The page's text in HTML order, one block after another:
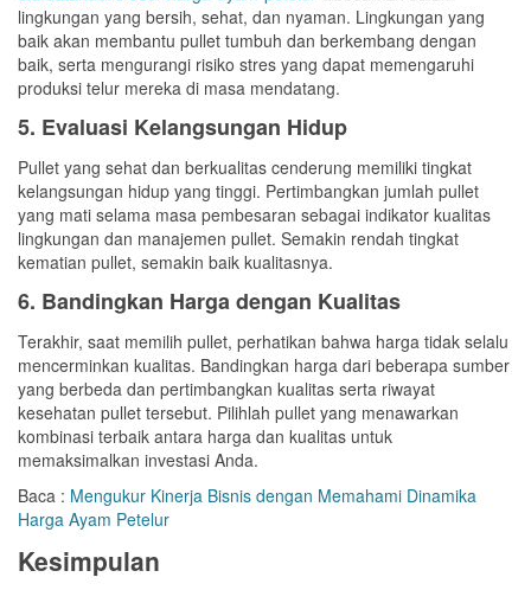
lingkungan yang bersih, sehat, dan nyaman. Lingkungan yang
baik akan membantu pullet tumbuh dan berkembang dengan
baik, serta mengurangi risiko stres yang dapat memengaruhi
produksi telur mereka di masa mendatang.
5. Evaluasi Kelangsungan Hidup
Pullet yang sehat dan berkualitas cenderung memiliki tingkat
kelangsungan hidup yang tinggi. Pertimbangkan jumlah pullet
yang mati selama masa pembesaran sebagai indikator kualitas
lingkungan dan manajemen pullet. Semakin rendah tingkat
kematian pullet, semakin baik kualitasnya.
6. Bandingkan Harga dengan Kualitas
Terakhir, saat memilih pullet, perhatikan bahwa harga tidak selalu
mencerminkan kualitas. Bandingkan harga dari beberapa sumber
yang berbeda dan pertimbangkan kualitas serta riwayat
kesehatan pullet tersebut. Pilihlah pullet yang menawarkan
kombinasi terbaik antara harga dan kualitas untuk
memaksimalkan investasi Anda.
Baca : Mengukur Kinerja Bisnis dengan Memahami Dinamika
Harga Ayam Petelur
Kesimpulan